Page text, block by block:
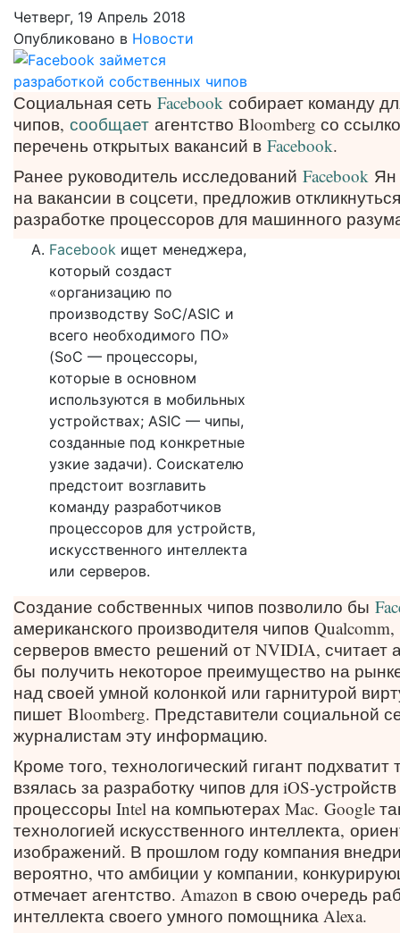
Четверг, 19 Апрель 2018
Опубликовано в Новости
Социальная сеть Facebook собирает команду
чипов, сообщает агентство Bloomberg со
перечень открытых вакансий в Facebook.
Ранее руководитель исследований Facebook Ян
на вакансии в соцсети, предложив
разработке процессоров для машинного
Facebook ищет менеджера,
который создаст
«организацию по
производству SoC/ASIC и
всего необходимого ПО»
(SoC — процессоры,
которые в основном
используются в мобильных
устройствах; ASIC — чипы,
созданные под конкретные
узкие задачи). Соискателю
предстоит возглавить
команду разработчиков
процессоров для устройств,
искусственного интеллекта
или серверов.
Создание собственных чипов позволило бы
американского производителя чипов Qualcomm,
серверов вместо решений от NVIDIA, считает
бы получить некоторое преимущество на
над своей умной колонкой или гарнитурой
пишет Bloomberg. Представители социальной
журналистам эту информацию.
Кроме того, технологический гигант
взялась за разработку чипов для iOS-
процессоры Intel на компьютерах Mac. Google
технологией искусственного интеллекта,
изображений. В прошлом году компания
вероятно, что амбиции у компании,
отмечает агентство. Amazon в свою очередь
интеллекта своего умного помощника Alexa.